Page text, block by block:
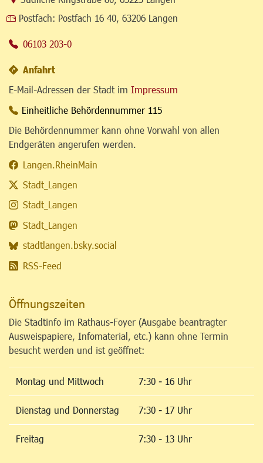
Postfach: Postfach 16 40, 63206 Langen
06103 203-0
Anfahrt
E-Mail-Adressen der Stadt im Impressum
Einheitliche Behördennummer 115
Die Behördennummer kann ohne Vorwahl von allen
Endgeräten angerufen werden.
Langen.RheinMain
Stadt_Langen
Stadt_Langen
Stadt_Langen
stadtlangen.bsky.social
RSS-Feed
Öffnungszeiten
Die Stadtinfo im Rathaus-Foyer (Ausgabe beantragter
Ausweispapiere, Infomaterial, etc.) kann ohne Termin
besucht werden und ist geöffnet:
Montag und Mittwoch 7:30 - 16 Uhr
Dienstag und Donnerstag 7:30 - 17 Uhr
Freitag 7:30 - 13 Uhr